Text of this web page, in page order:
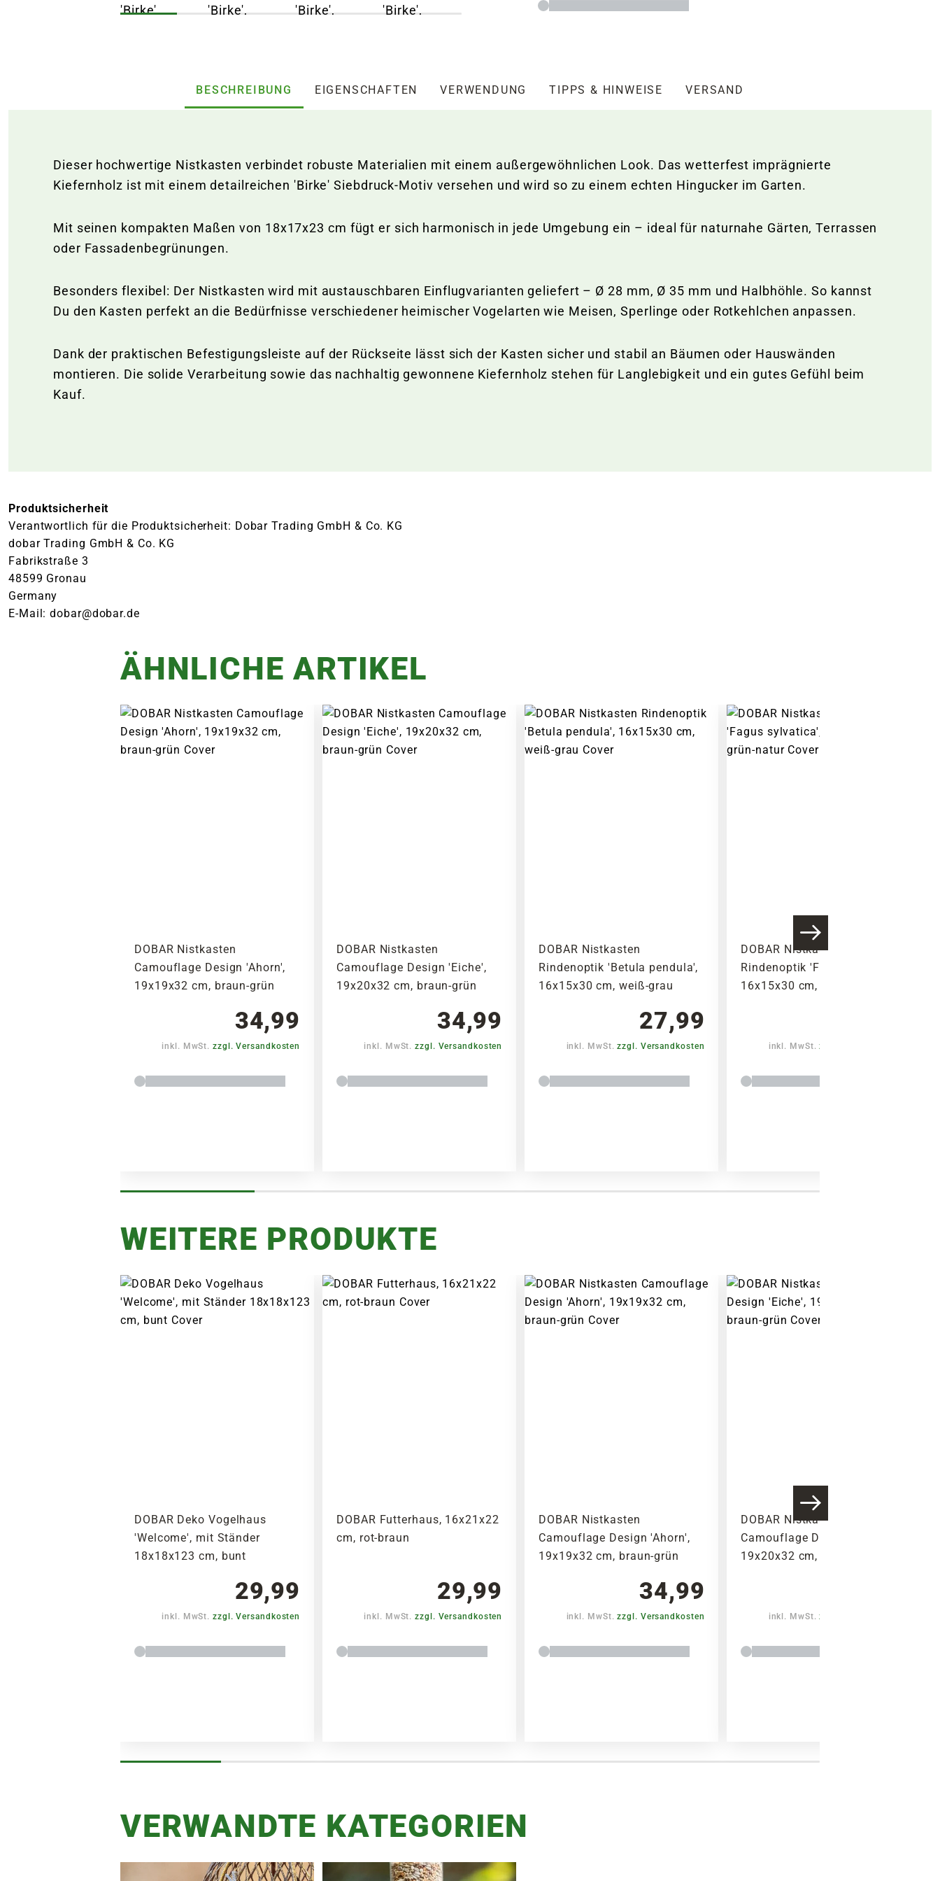
BESCHREIBUNG EIGENSCHAFTEN VERWENDUNG TIPPS & HINWEISE VERSAND
Dieser hochwertige Nistkasten verbindet robuste Materialien mit einem außergewöhnlichen Look. Das wetterfest imprägnierte
Kiefernholz ist mit einem detailreichen 'Birke' Siebdruck-Motiv versehen und wird so zu einem echten Hingucker im Garten.
Mit seinen kompakten Maßen von 18x17x23 cm fügt er sich harmonisch in jede Umgebung ein – ideal für naturnahe Gärten, Terrassen
oder Fassadenbegrünungen.
Besonders flexibel: Der Nistkasten wird mit austauschbaren Einflugvarianten geliefert – Ø 28 mm, Ø 35 mm und Halbhöhle. So kannst
Du den Kasten perfekt an die Bedürfnisse verschiedener heimischer Vogelarten wie Meisen, Sperlinge oder Rotkehlchen anpassen.
Dank der praktischen Befestigungsleiste auf der Rückseite lässt sich der Kasten sicher und stabil an Bäumen oder Hauswänden
montieren. Die solide Verarbeitung sowie das nachhaltig gewonnene Kiefernholz stehen für Langlebigkeit und ein gutes Gefühl beim
Kauf.
Produktsicherheit
Verantwortlich für die Produktsicherheit: Dobar Trading GmbH & Co. KG
dobar Trading GmbH & Co. KG
Fabrikstraße 3
48599 Gronau
Germany
E-Mail: dobar@dobar.de
ÄHNLICHE ARTIKEL
DOBAR Nistkasten
Camouflage Design 'Ahorn',
19x19x32 cm, braun-grün
34,99
inkl. MwSt.zzgl. Versandkosten
DOBAR Nistkasten
Camouflage Design 'Eiche',
19x20x32 cm, braun-grün
34,99
inkl. MwSt.zzgl. Versandkosten
DOBAR Nistkasten
Rindenoptik 'Betula pendula',
16x15x30 cm, weiß-grau
27,99
inkl. MwSt.zzgl. Versandkosten
DOBAR Nistkasten
Rindenoptik 'Fagus sylvatica',
16x15x30 cm, grün-natur
inkl. MwSt.zzgl. Versandkosten
WEITERE PRODUKTE
DOBAR Deko Vogelhaus
'Welcome', mit Ständer
18x18x123 cm, bunt
29,99
inkl. MwSt.zzgl. Versandkosten
DOBAR Futterhaus, 16x21x22
cm, rot-braun
29,99
inkl. MwSt.zzgl. Versandkosten
DOBAR Nistkasten
Camouflage Design 'Ahorn',
19x19x32 cm, braun-grün
34,99
inkl. MwSt.zzgl. Versandkosten
DOBAR Nistkasten
Camouflage Design 'Eiche',
19x20x32 cm, braun-grün
inkl. MwSt.zzgl. Versandkosten
VERWANDTE KATEGORIEN